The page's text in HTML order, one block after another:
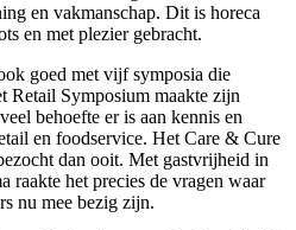
en vakmanschap. Dit is horeca
en met plezier gebracht.
goed met vijf symposia die
Retail Symposium maakte zijn
behoefte er is aan kennis en
en foodservice. Het Care & Cure
dan ooit. Met gastvrijheid in
raakte het precies de vragen waar
nu mee bezig zijn.